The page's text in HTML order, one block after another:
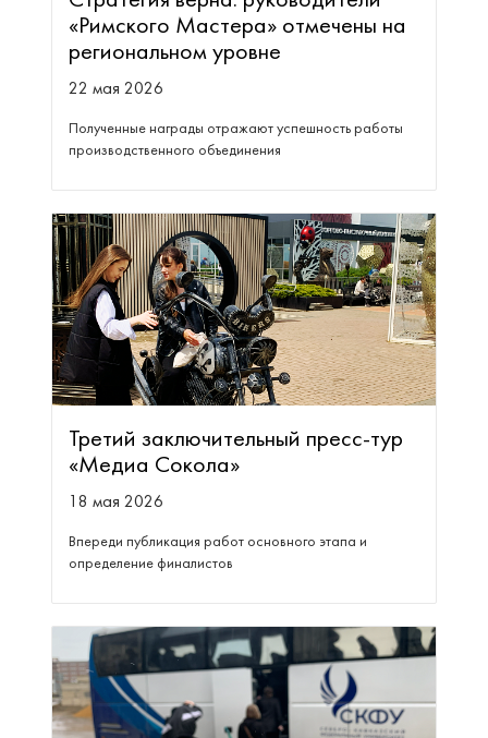
«Римского Мастера» отмечены на
региональном уровне
22 мая 2026
Полученные награды отражают успешность работы
производственного объединения
Третий заключительный пресс-тур
«Медиа Сокола»
18 мая 2026
Впереди публикация работ основного этапа и
определение финалистов